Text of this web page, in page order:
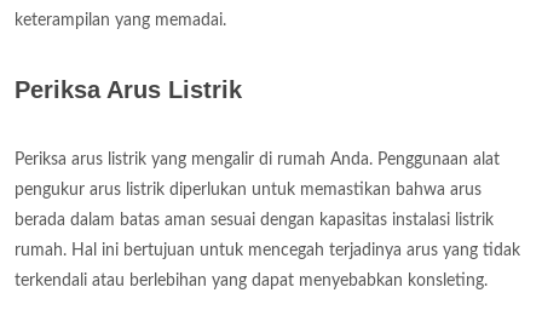
keterampilan yang memadai.
Periksa Arus Listrik
Periksa arus listrik yang mengalir di rumah Anda. Penggunaan alat
pengukur arus listrik diperlukan untuk memastikan bahwa arus
berada dalam batas aman sesuai dengan kapasitas instalasi listrik
rumah. Hal ini bertujuan untuk mencegah terjadinya arus yang tidak
terkendali atau berlebihan yang dapat menyebabkan konsleting.